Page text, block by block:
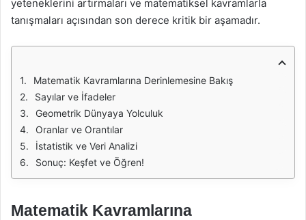
yeteneklerini artırmaları ve matematiksel kavramlarla
tanışmaları açısından son derece kritik bir aşamadır.
Matematik Kavramlarına Derinlemesine Bakış
Sayılar ve İfadeler
Geometrik Dünyaya Yolculuk
Oranlar ve Orantılar
İstatistik ve Veri Analizi
Sonuç: Keşfet ve Öğren!
Matematik Kavramlarına